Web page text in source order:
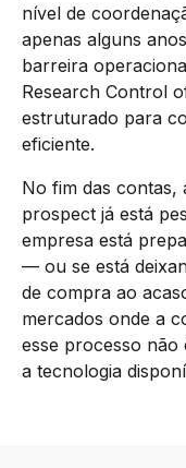
nível de
apenas alguns
barreira
Research Control
estruturado para
eficiente.
No fim das contas,
prospect já está
empresa está
— ou se está
de compra ao
mercados onde a
esse processo não
a tecnologia